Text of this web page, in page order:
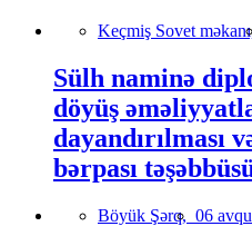
Keçmiş Sovet
Sülh naminə
döyüş
dayandırılması
bərpası
Böyük Şərq, 06